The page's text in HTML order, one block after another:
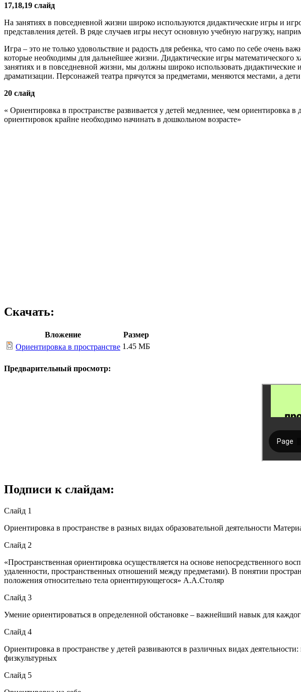
17,18,19 слайд
На занятиях в повседневной жизни широко используются дидактические игры и
представления детей. В ряде случаев игры несут основную учебную нагрузку,
Игра – это не только удовольствие и радость для ребенка, что само по себе
которые необходимы для дальнейшее жизни. Дидактические игры математического
занятиях и в повседневной жизни, мы должны широко использовать
драматизации. Персонажей театра прячутся за предметами, меняются местами, а
20 слайд
« Ориентировка в пространстве развивается у детей медленнее, чем
ориентировок крайне необходимо начинать в дошкольном возрасте»
Скачать:
Вложение
Размер
Ориентировка в пространстве 1.45 МБ
Предварительный просмотр:
Подписи к слайдам:
Слайд 1
Ориентировка в пространстве в разных видах образовательной деятельности
Слайд 2
«Пространственная ориентировка осуществляется на основе непосредственного
удаленности, пространственных отношений между предметами). В понятии
положения относительно тела ориентирующегося» А.А.Столяр
Слайд 3
Умение ориентироваться в определенной обстановке – важнейший навык для
Слайд 4
Ориентировка в пространстве у детей развиваются в различных видах
физкультурных
Слайд 5